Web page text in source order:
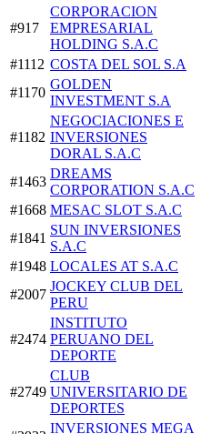
#917
CORPORACION
EMPRESARIAL
HOLDING S.A.C
#1112 COSTA DEL SOL S.A
#1170
GOLDEN
INVESTMENT S.A
#1182
NEGOCIACIONES E
INVERSIONES
DORAL S.A.C
#1463
DREAMS
CORPORATION S.A.C
#1668 MESAC SLOT S.A.C
#1841
SUN INVERSIONES
S.A.C
#1948 LOCALES AT S.A.C
#2007
JOCKEY CLUB DEL
PERU
#2474
INSTITUTO
PERUANO DEL
DEPORTE
#2749
CLUB
UNIVERSITARIO DE
DEPORTES
INVERSIONES MEGA